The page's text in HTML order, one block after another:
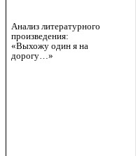
Анализ литературного
произведения:
«Выхожу один я на
дорогу…»